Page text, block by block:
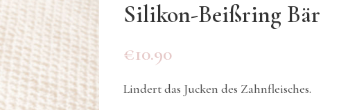
Silikon-Beißring Bär
€10.90
Lindert das Jucken des Zahnfleisches.